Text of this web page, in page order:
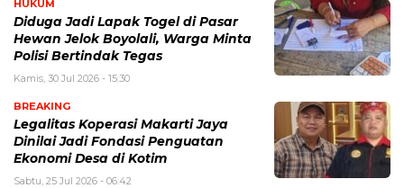
HUKUM
Diduga Jadi Lapak Togel di Pasar
Hewan Jelok Boyolali, Warga Minta
Polisi Bertindak Tegas
Kamis, 30 Jul 2026 - 15:30
BREAKING
Legalitas Koperasi Makarti Jaya
Dinilai Jadi Fondasi Penguatan
Ekonomi Desa di Kotim
Sabtu, 25 Jul 2026 - 06:42